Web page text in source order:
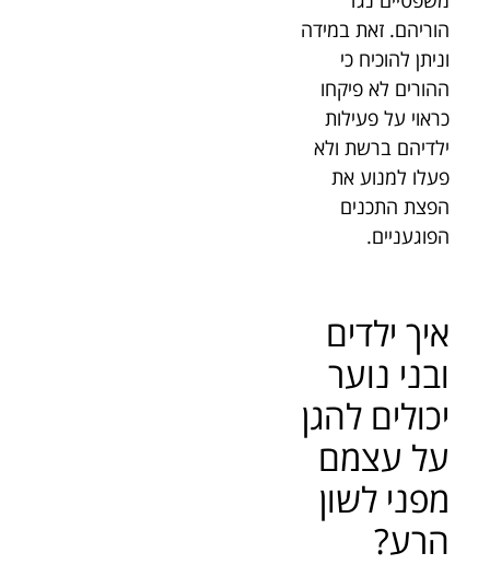
הוריהם. זאת במידה
וניתן להוכיח כי
ההורים לא פיקחו
כראוי על פעילות
ילדיהם ברשת ולא
פעלו למנוע את
הפצת התכנים
הפוגעניים.
איך ילדים
ובני נוער
יכולים להגן
על עצמם
מפני לשון
הרע?